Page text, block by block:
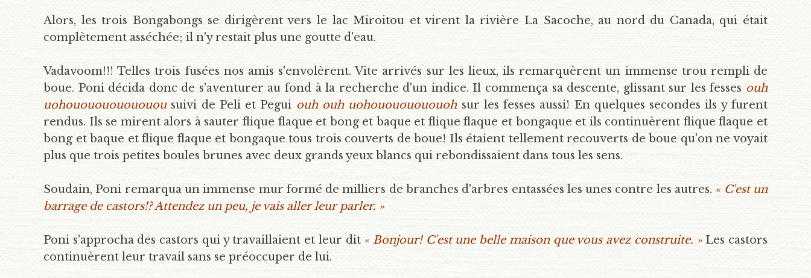
Alors, les trois Bongabongs se dirigèrent vers le lac Miroitou et virent la rivière La Sacoche, au nord du Canada, qui était
complètement asséchée; il n'y restait plus une goutte d'eau.
Vadavoom!!! Telles trois fusées nos amis s'envolèrent. Vite arrivés sur les lieux, ils remarquèrent un immense trou rempli de
boue. Poni décida donc de s'aventurer au fond à la recherche d'un indice. Il commença sa descente, glissant sur les fesses ouh
uohououououououousuivi de Peli et Pegui ouh ouh uohouououououohsur les fesses aussi! En quelques secondes ils y furent
rendus. Ils se mirent alors à sauter flique flaque et bong et baque et flique flaque et bongaque et ils continuèrent flique flaque et
bong et baque et flique flaque et bongaque tous trois couverts de boue! Ils étaient tellement recouverts de boue qu'on ne voyait
plus que trois petites boules brunes avec deux grands yeux blancs qui rebondissaient dans tous les sens.
Soudain, Poni remarqua un immense mur formé de milliers de branches d'arbres entassées les unes contre les autres. « C'est un
barrage de castors!? Attendez un peu, je vais aller leur parler. »
Poni s'approcha des castors qui y travaillaient et leur dit « Bonjour! C'est une belle maison que vous avez construite. »Les castors
continuèrent leur travail sans se préoccuper de lui.